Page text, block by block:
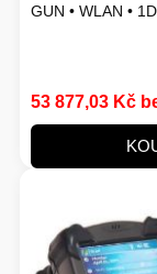
GUN • WLAN •
53 877,03 Kč